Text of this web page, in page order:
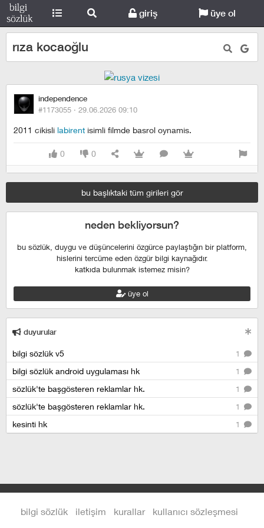
giriş üye ol
rıza kocaoğlu
independence
#1173055 · 29.06.2026 09:10
2011 cikisli labirent isimli filmde basrol oynamis.
0 0
bu başlıktaki tüm girileri gör
neden bekliyorsun?
bu sözlük, duygu ve düşüncelerini özgürce paylaştığın bir platform,
hislerini tercüme eden özgür bilgi kaynağıdır.
katkıda bulunmak istemez misin?
üye ol
duyurular
1
bilgi sözlük v5
1
bilgi sözlük android uygulaması hk
1
sözlük'te başgösteren reklamlar hk.
1
sözlük'te başgösteren reklamlar hk.
1
kesinti hk
bilgi sözlük iletişim kurallar kullanıcı sözleşmesi